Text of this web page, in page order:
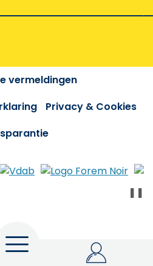
vermeldingen
Privacy & Cookies
❚❚